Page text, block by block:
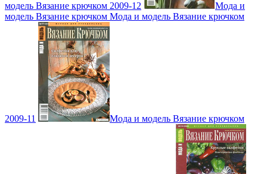
модель Вязание крючком 2009-12
Мода и
модель Вязание крючком Мода и модель Вязание крючком
2009-11 Мода и модель Вязание крючком